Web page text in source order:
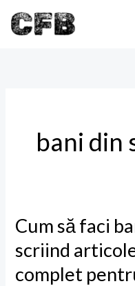
bani din
Cum să faci
scriind
complet
Cum
faci
bani